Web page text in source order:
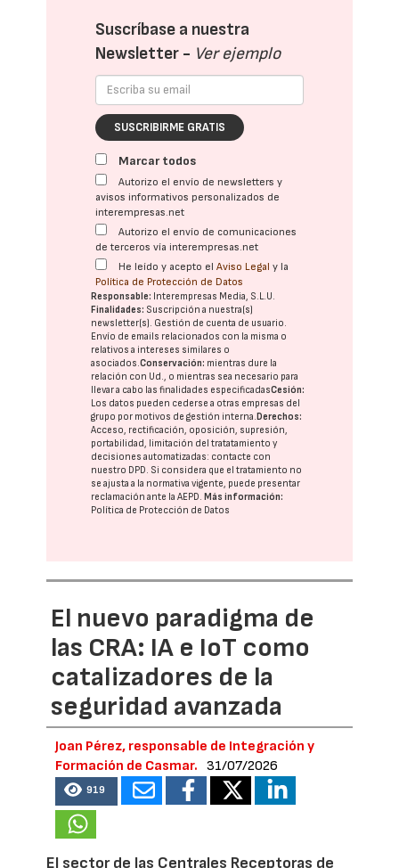
Suscríbase a nuestra
Newsletter - Ver ejemplo
SUSCRIBIRME GRATIS
Marcar todos
Autorizo el envío de newsletters y
avisos informativos personalizados de
interempresas.net
Autorizo el envío de comunicaciones
de terceros vía interempresas.net
He leído y acepto elAviso Legal y la
Política de Protección de Datos
Responsable: Interempresas Media, S.L.U.
Finalidades: Suscripción a nuestra(s)
newsletter(s). Gestión de cuenta de usuario.
Envío de emails relacionados con la misma o
relativos a intereses similares o
asociados.Conservación: mientras dure la
relación con Ud., o mientras sea necesario para
llevar a cabo las finalidades especificadasCesión:
Los datos pueden cederse a otras empresas del
grupo por motivos de gestión interna.Derechos:
Acceso, rectificación, oposición, supresión,
portabilidad, limitación del tratatamiento y
decisiones automatizadas: contacte con
nuestro DPD. Si considera que el tratamiento no
se ajusta a la normativa vigente, puede presentar
reclamación ante laAEPD.Más información:
Política de Protección de Datos
El nuevo paradigma de
las CRA: IA e IoT como
catalizadores de la
seguridad avanzada
Joan Pérez, responsable de Integración y
Formación de Casmar.
31/07/2026
919
El sector de las Centrales Receptoras de